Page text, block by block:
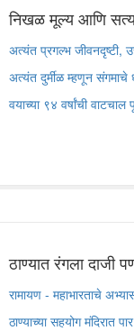
निखळ मूल्य आणि
अत्यंत प्रगल्भ जीवनदृष्टी,
अत्यंत दुर्मीळ म्हणून संगमाचे
वयाच्या ९४ वर्षांची
ठाण्यात रंगला दाजी
रामायण - महाभारताचे
ठाण्याच्या सहयोग मंदिरात